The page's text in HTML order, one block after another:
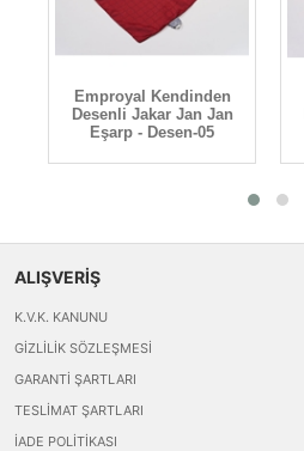
Emproyal Kendinden
Desenli Jakar Jan Jan
Eşarp - Desen-05
ALIŞVERİŞ
K.V.K. KANUNU
GIZLILIK SÖZLEŞMESI
GARANTI ŞARTLARI
TESLIMAT ŞARTLARI
İADE POLITIKASI